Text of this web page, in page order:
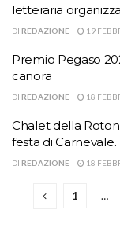
letteraria
DI REDAZIONE 19
Premio Pegaso
canora
DI REDAZIONE 18
Chalet della
festa di Carnevale.
DI REDAZIONE 18
1 …